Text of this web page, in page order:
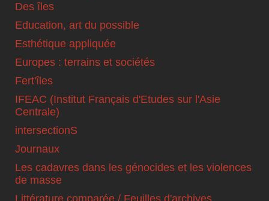
Des îles
Education, art du possible
Esthétique appliquée
Europes : terrains et sociétés
Fert'îles
IFEAC (Institut Français d'Etudes sur l'Asie
Centrale)
intersectionS
Journaux
Les cadavres dans les génocides et les violences
de masse